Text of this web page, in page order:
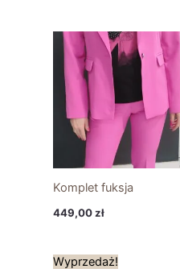
Komplet fuksja
449,00zł
Wyprzedaż!Pierwotna